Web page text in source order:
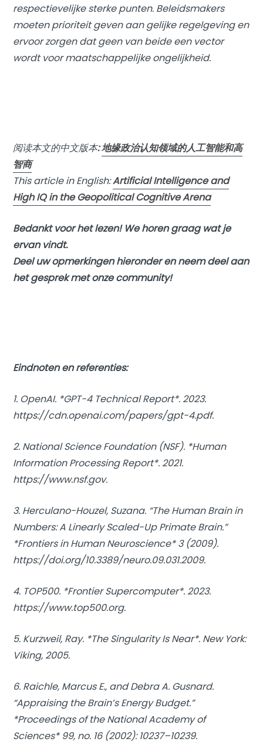
respectievelijke sterke punten. Beleidsmakers
moeten prioriteit geven aan gelijke regelgeving en
ervoor zorgen dat geen van beide een vector
wordt voor maatschappelijke ongelijkheid.
阅读本文的中文版本:地缘政治认知领域的人工智能和高
智商
This article in English:Artificial Intelligence and
High IQ in the Geopolitical Cognitive Arena
Bedankt voor het lezen! We horen graag wat je
ervan vindt.
Deel uw opmerkingen hieronder en neem deel aan
het gesprek met onze community!
Eindnoten en referenties:
1. OpenAI. *GPT-4 Technical Report*. 2023.
https://cdn.openai.com/papers/gpt-4.pdf.
2. National Science Foundation (NSF). *Human
Information Processing Report*. 2021.
https://www.nsf.gov.
3. Herculano-Houzel, Suzana. “The Human Brain in
Numbers: A Linearly Scaled-Up Primate Brain.”
*Frontiers in Human Neuroscience* 3 (2009).
https://doi.org/10.3389/neuro.09.031.2009.
4. TOP500. *Frontier Supercomputer*. 2023.
https://www.top500.org.
5. Kurzweil, Ray. *The Singularity Is Near*. New York:
Viking, 2005.
6. Raichle, Marcus E., and Debra A. Gusnard.
“Appraising the Brain’s Energy Budget.”
*Proceedings of the National Academy of
Sciences* 99, no. 16 (2002): 10237–10239.